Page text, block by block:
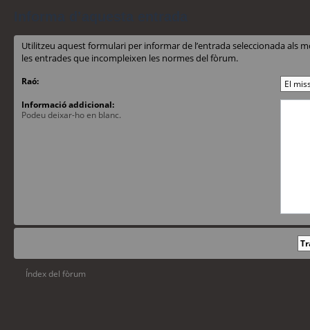
Utilitzeu aquest formulari per informar de l’entrada seleccionada als
les entrades que incompleixen les normes del fòrum.
Raó:
Informació addicional:
Podeu deixar-ho en blanc.
Índex del fòrum